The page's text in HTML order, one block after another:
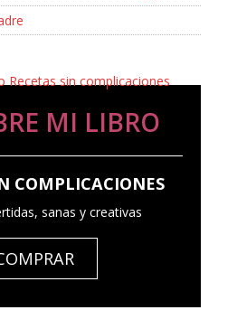
MI LIBRO
COMPLICACIONES
sanas y creativas